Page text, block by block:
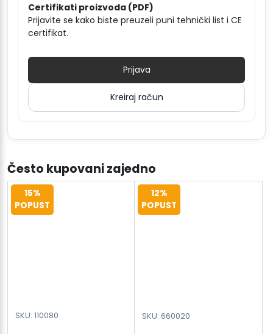
Certifikati proizvoda (PDF)
Prijavite se kako biste preuzeli puni tehnički list i CE
certifikat.
Prijava
Kreiraj račun
Često kupovani zajedno
15%
POPUST
SKU: 110080
12%
POPUST
SKU: 660020